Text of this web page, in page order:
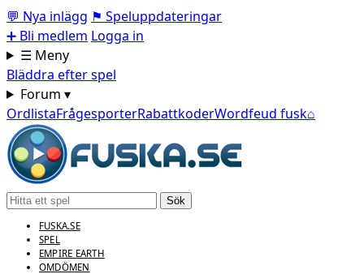
💬 Nya inlägg ⚑ Speluppdateringar
➕ Bli medlem Logga in
☰ Meny
Bläddra efter spel
Forum ▾
OrdlistaFrågesporterRabattkoderWordfeud fusk⌂
Sök
FUSKA.SE
SPEL
EMPIRE EARTH
OMDÖMEN